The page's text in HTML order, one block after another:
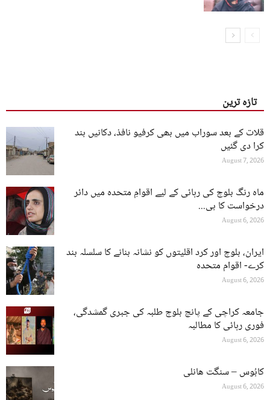
تازہ ترین
قلات کے بعد سوراب میں بھی کرفیو نافذ، دکانیں بند
کرا دی گئیں
August 7, 2026
ماہ رنگ بلوچ کی رہائی کے لیے اقوامِ متحدہ میں دائر
درخواست کا بی...
August 6, 2026
ایران، بلوچ اور کرد اقلیتوں کو نشانہ بنانے کا سلسلہ بند
کرے- اقوام متحدہ
August 6, 2026
جامعہ کراچی کے پانچ بلوچ طلبہ کی جبری گمشدگی،
فوری رہائی کا مطالبہ
August 6, 2026
کابُوس – سنگت ھانلی
August 6, 2026